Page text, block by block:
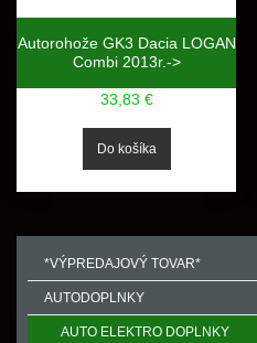
Autorohože GK3 Dacia LOGAN
Combi 2013r.->
33,83 €
*VÝPREDAJOVÝ TOVAR*
AUTODOPLNKY
AUTO ELEKTRO DOPLNKY